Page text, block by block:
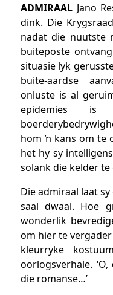
ADMIRAAL Jano
dink. Die
nadat die nuutste
buiteposte
situasie lyk
buite-aardse
onluste is al
epidemies is
hom ŉ kans om te
het hy sy
solank die kelder
Die admiraal laat
saal dwaal. Hoe
wonderlik
om hier te
kleurryke
oorlogsverhale.
die romanse…’